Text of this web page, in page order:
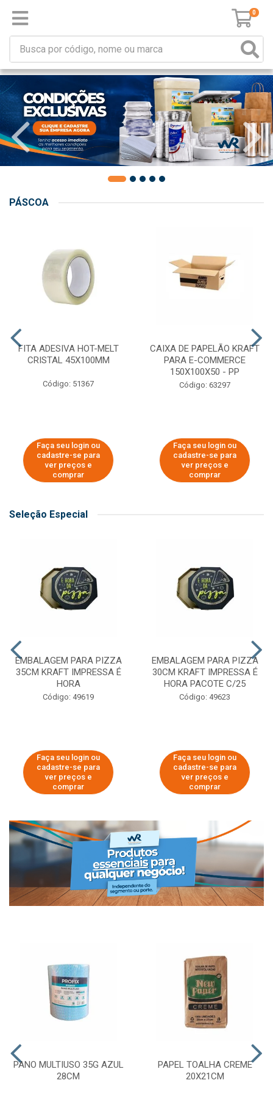
0
PÁSCOA
FITA ADESIVA HOT-MELT
CRISTAL 45X100MM
Código: 51367
Faça seu login ou
cadastre-se para
ver preços e
comprar
CAIXA DE PAPELÃO KRAFT
PARA E-COMMERCE
150X100X50 - PP
Código: 63297
Faça seu login ou
cadastre-se para
ver preços e
comprar
Seleção Especial
EMBALAGEM PARA PIZZA
35CM KRAFT IMPRESSA É
HORA
Código: 49619
Faça seu login ou
cadastre-se para
ver preços e
comprar
EMBALAGEM PARA PIZZA
30CM KRAFT IMPRESSA É
HORA PACOTE C/25
Código: 49623
Faça seu login ou
cadastre-se para
ver preços e
comprar
PANO MULTIUSO 35G AZUL
28CM
PAPEL TOALHA CREME
20X21CM